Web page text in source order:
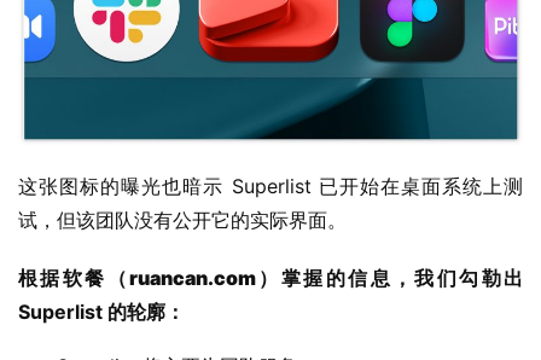
n
1
1
W
n
1
P
这张图标的曝光也暗示 Superlist 已开始在桌面系统上测
试，但该团队没有公开它的实际界面。
根据软餐（ruancan.com） 掌握的信息，我们勾勒出
Superlist 的轮廓：